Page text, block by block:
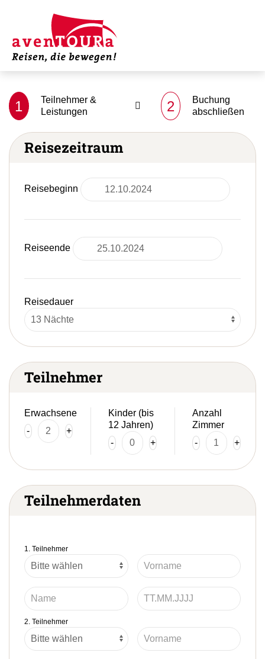
1
Teilnehmer &
Leistungen
2
Buchung
abschließen
Reisezeitraum
Reisebeginn
Reiseende
Reisedauer
Teilnehmer
Erwachsene
-
+
Kinder (bis
12 Jahren)
-
+
Anzahl
Zimmer
-
+
Teilnehmerdaten
1. Teilnehmer
2. Teilnehmer